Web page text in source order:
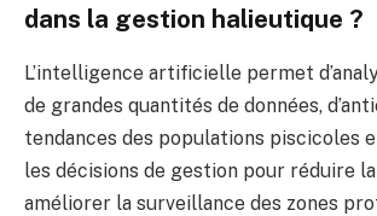
dans la gestion halieutique ?
L’intelligence artificielle permet
de grandes quantités de données,
tendances des populations piscicoles
les décisions de gestion pour réduire
améliorer la surveillance des zones